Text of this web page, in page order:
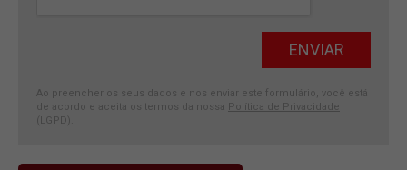
Ao preencher os seus dados e nos enviar este formulário, você está
de acordo e aceita os termos da nossa Política de Privacidade
(LGPD)